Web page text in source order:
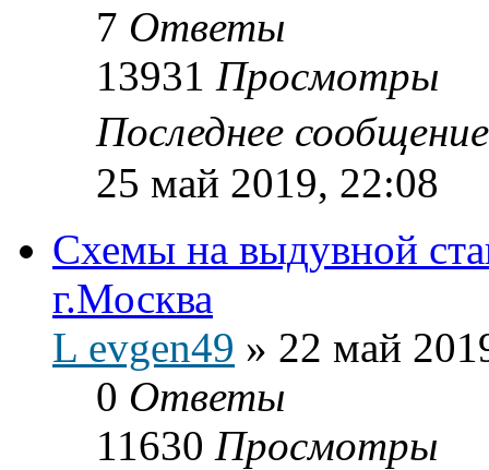
7 Ответы
13931 Просмотры
Последнее
25 май 2019, 22:08
Схемы на выдувной
г.Москва
L evgen49 » 22 май
0 Ответы
11630 Просмотры